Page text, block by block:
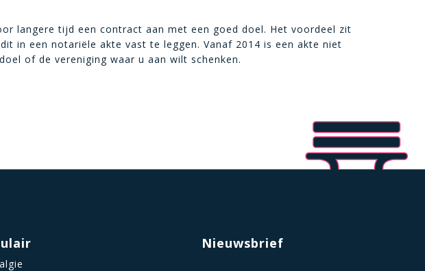
langere tijd een contract aan met een goed doel. Het voordeel zit
in een notariële akte vast te leggen. Vanaf 2014 is een akte niet
of de vereniging waar u aan wilt schenken.
Nieuwsbrief